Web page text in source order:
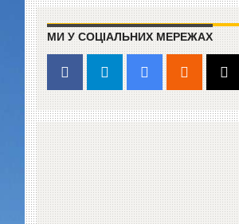
МИ У СОЦІАЛЬНИХ МЕРЕЖАХ